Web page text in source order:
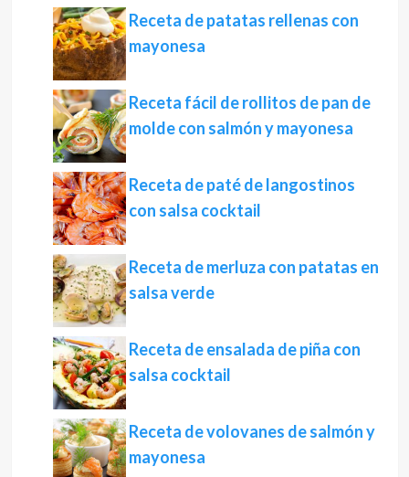
Receta de patatas rellenas con
mayonesa
Receta fácil de rollitos de pan de
molde con salmón y mayonesa
Receta de paté de langostinos
con salsa cocktail
Receta de merluza con patatas en
salsa verde
Receta de ensalada de piña con
salsa cocktail
Receta de volovanes de salmón y
mayonesa